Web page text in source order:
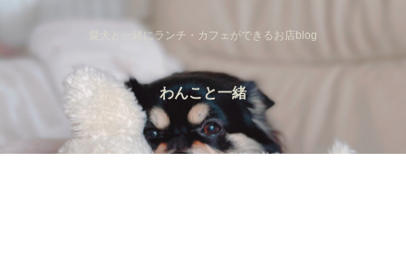
愛犬と一緒にランチ・カフェができるお店blog
わんこと一緒